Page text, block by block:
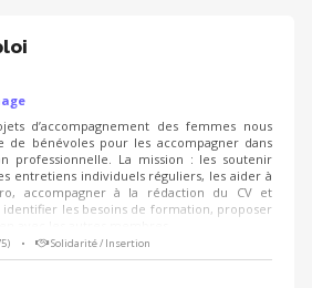
d’accompagnement des femmes nous
de bénévoles pour les accompagner dans
professionnelle. La mission : les soutenir
entretiens individuels réguliers, les aider à
accompagner à la rédaction du CV et
les besoins de formation, proposer
• Solidarité / Insertion